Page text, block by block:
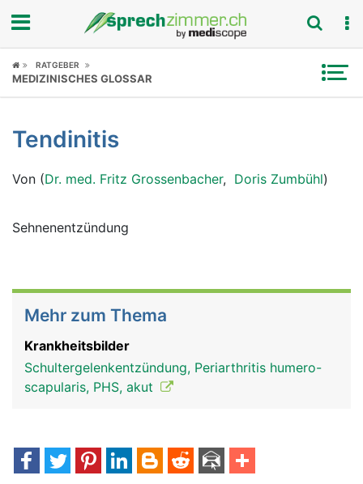
Fokus
Symptome
Untersuchungen
News
RATGEBER
MEDIZINISCHES GLOSSAR
Tendinitis
Von (Dr. med. Fritz Grossenbacher, Doris Zumbühl)
Sehnenentzündung
Mehr zum Thema
Krankheitsbilder
Schultergelenkentzündung, Periarthritis humero-
scapularis, PHS, akut